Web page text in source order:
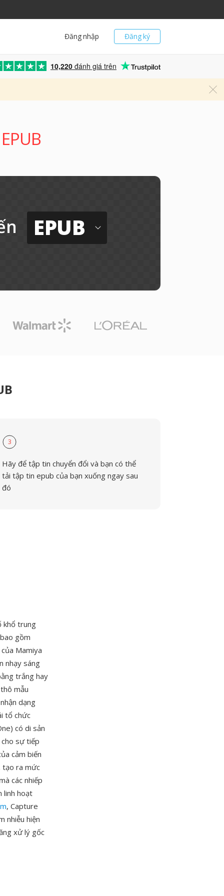
Đăng ký
Đăng nhập
10,220 đánh giá trên
EPUB
3
Hãy để tập tin chuyển đổi và bạn có thể
tải tập tin epub của bạn xuống ngay sau
đó
khổ trung
gồm
Mamiya
nhạy sáng
trắng hay
mẫu
dạng
tổ chức
có di sản
sự tiếp
cảm biến
tạo ra mức
các nhiếp
linh hoạt
, Capture
nhiễu hiện
xử lý gốc